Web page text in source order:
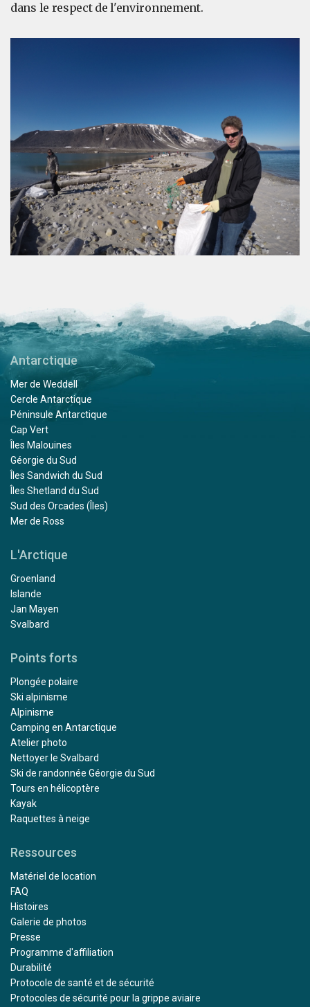
dans le respect de l'environnement.
Antarctique
Mer de Weddell
Cercle Antarctique
Péninsule Antarctique
Cap Vert
Îles Malouines
Géorgie du Sud
Îles Sandwich du Sud
Îles Shetland du Sud
Sud des Orcades (Îles)
Mer de Ross
L'Arctique
Groenland
Islande
Jan Mayen
Svalbard
Points forts
Plongée polaire
Ski alpinisme
Alpinisme
Camping en Antarctique
Atelier photo
Nettoyer le Svalbard
Ski de randonnée Géorgie du Sud
Tours en hélicoptère
Kayak
Raquettes à neige
Ressources
Matériel de location
FAQ
Histoires
Galerie de photos
Presse
Programme d'affiliation
Durabilité
Protocole de santé et de sécurité
Protocoles de sécurité pour la grippe aviaire